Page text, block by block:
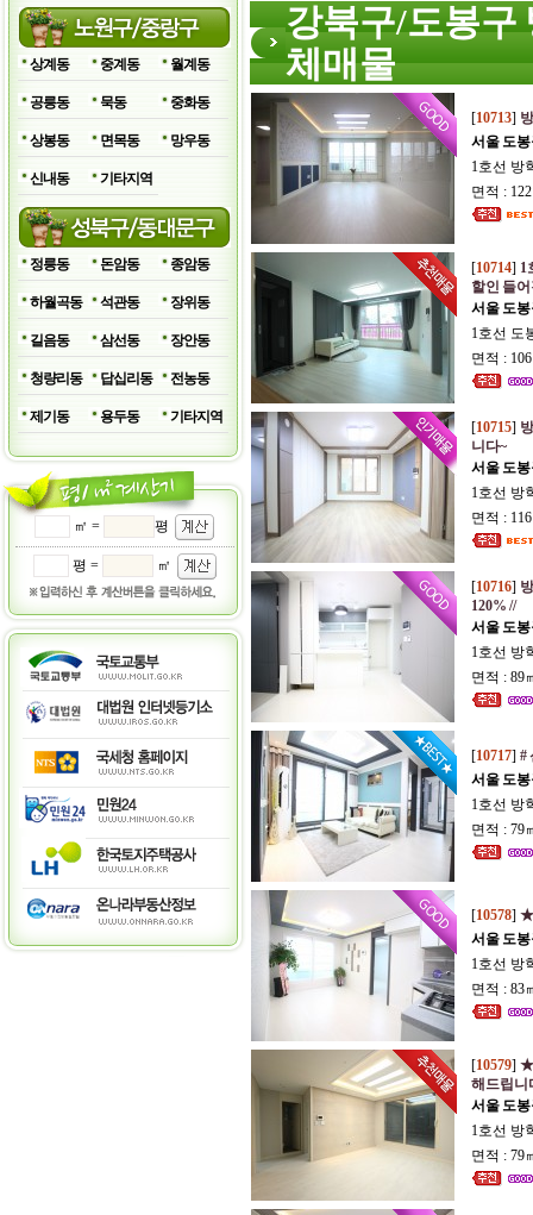
상계동 중계동 월계동
공릉동 묵동 중화동
상봉동 면목동 망우동
신내동 기타지역
정릉동 돈암동 종암동
하월곡동 석관동 장위동
길음동 삼선동 장안동
청량리동 답십리동 전농동
제기동 용두동 기타지역
㎡ = 평
평 = ㎡
강북구/도봉구
체매물
[10713]
서울 도
1호선 방
면적 :
[10714] 1
할인 들
서울 도
1호선 도
면적 :
[10715]
니다~
서울 도
1호선 방
면적 :
[10716]
120% //
서울 도
1호선 방
면적 : 89
[10717] #
서울 도
1호선 방
면적 : 79
[10578] ★
서울 도
1호선 방
면적 : 83
[10579]
해드립니
서울 도
1호선 방
면적 : 79